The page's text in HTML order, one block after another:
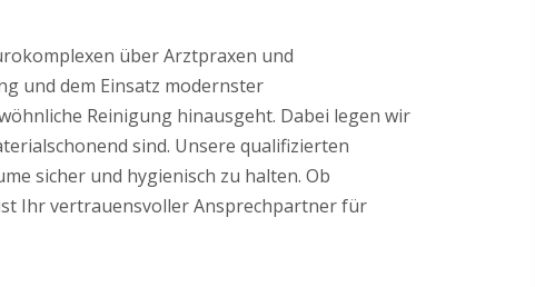
über Arztpraxen und
und dem Einsatz modernster
Reinigung hinausgeht. Dabei legen wir
sind. Unsere qualifizierten
sicher und hygienisch zu halten. Ob
Ihr vertrauensvoller Ansprechpartner für